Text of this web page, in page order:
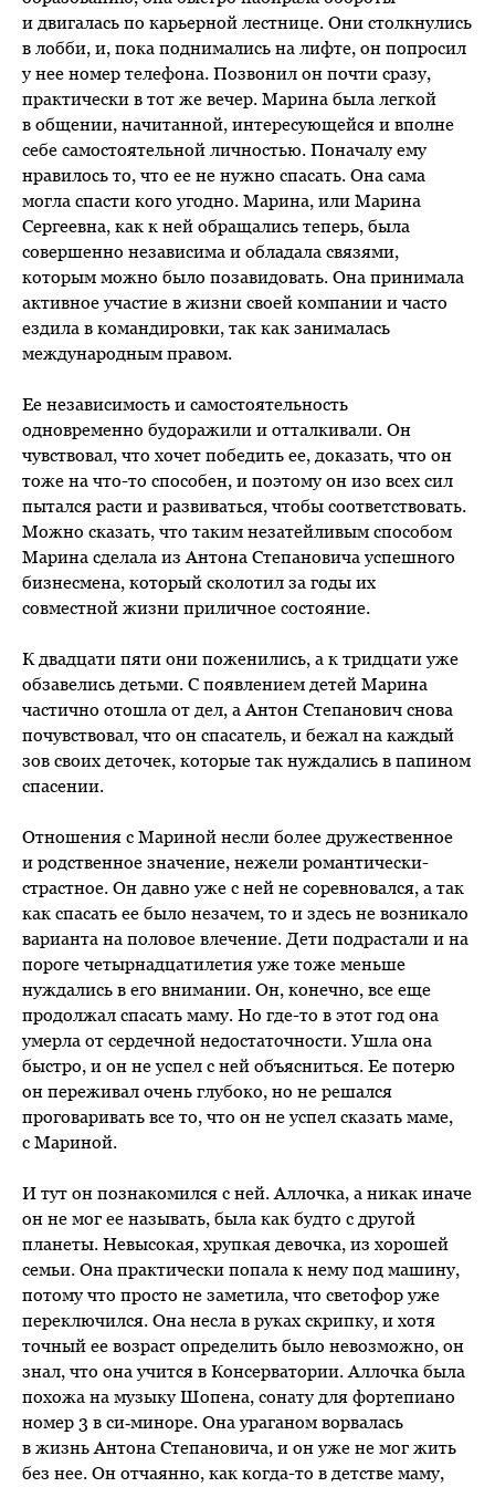
и двигалась по карьерной лестнице. Они столкнулись
в лобби, и, пока поднимались на лифте, он попросил
у нее номер телефона. Позвонил он почти сразу,
практически в тот же вечер. Марина была легкой
в общении, начитанной, интересующейся и вполне
себе самостоятельной личностью. Поначалу ему
нравилось то, что ее не нужно спасать. Она сама
могла спасти кого угодно. Марина, или Марина
Сергеевна, как к ней обращались теперь, была
совершенно независима и обладала связями,
которым можно было позавидовать. Она принимала
активное участие в жизни своей компании и часто
ездила в командировки, так как занималась
международным правом.
Ее независимость и самостоятельность
одновременно будоражили и отталкивали. Он
чувствовал, что хочет победить ее, доказать, что он
тоже на что-то способен, и поэтому он изо всех сил
пытался расти и развиваться, чтобы соответствовать.
Можно сказать, что таким незатейливым способом
Марина сделала из Антона Степановича успешного
бизнесмена, который сколотил за годы их
совместной жизни приличное состояние.
К двадцати пяти они поженились, а к тридцати уже
обзавелись детьми. С появлением детей Марина
частично отошла от дел, а Антон Степанович снова
почувствовал, что он спасатель, и бежал на каждый
зов своих деточек, которые так нуждались в папином
спасении.
Отношения с Мариной несли более дружественное
и родственное значение, нежели романтически-
страстное. Он давно уже с ней не соревновался, а так
как спасать ее было незачем, то и здесь не возникало
варианта на половое влечение. Дети подрастали и на
пороге четырнадцатилетия уже тоже меньше
нуждались в его внимании. Он, конечно, все еще
продолжал спасать маму. Но где-то в этот год она
умерла от сердечной недостаточности. Ушла она
быстро, и он не успел с ней объясниться. Ее потерю
он переживал очень глубоко, но не решался
проговаривать все то, что он не успел сказать маме,
с Мариной.
И тут он познакомился с ней. Аллочка, а никак иначе
он не мог ее называть, была как будто с другой
планеты. Невысокая, хрупкая девочка, из хорошей
семьи. Она практически попала к нему под машину,
потому что просто не заметила, что светофор уже
переключился. Она несла в руках скрипку, и хотя
точный ее возраст определить было невозможно, он
знал, что она учится в Консерватории. Аллочка была
похожа на музыку Шопена, сонату для фортепиано
номер 3 в си‑миноре. Она ураганом ворвалась
в жизнь Антона Степановича, и он уже не мог жить
без нее. Он отчаянно, как когда-то в детстве маму,